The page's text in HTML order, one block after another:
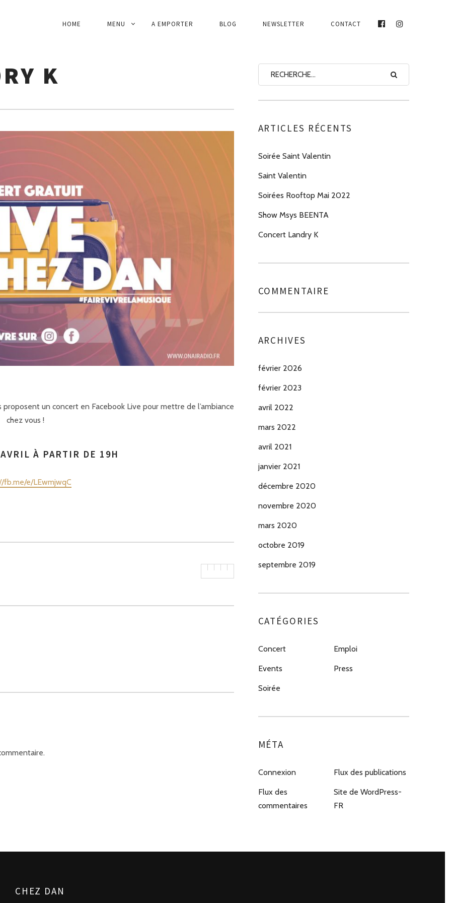
NAVIGATION
HOME MENU A EMPORTER BLOG NEWSLETTER CONTACT
FACEBOOKINSTAGRAM
K
un concert en Facebook Live pour mettre de l’ambiance
chez vous !
À PARTIR DE 19H
fb.me/e/LEwmjwqC
ARTICLES RÉCENTS
Soirée Saint Valentin
Saint Valentin
Soirées Rooftop Mai 2022
Show Msys BEENTA
Concert Landry K
COMMENTAIRE
ARCHIVES
février 2026
février 2023
avril 2022
mars 2022
avril 2021
janvier 2021
décembre 2020
novembre 2020
mars 2020
octobre 2019
septembre 2019
CATÉGORIES
Concert Emploi
Events Press
Soirée
MÉTA
Connexion Flux des publications
Flux des
commentaires
Site de WordPress-
FR
CHEZ DAN